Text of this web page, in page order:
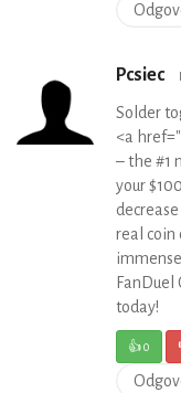
Pcsiec
Solder
<a
– the #1
your
real coin
today!
👍0